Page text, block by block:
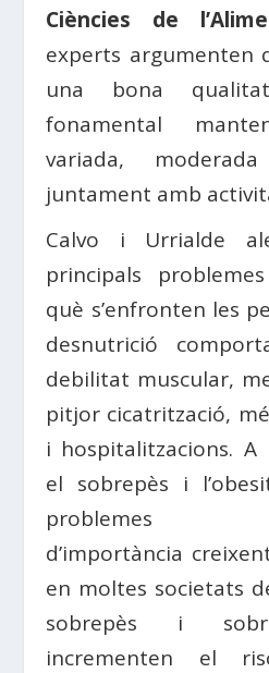
Ciències de
experts argumenten
una bona
fonamental
variada,
juntament amb
Calvo i Urrialde
principals
què s’enfronten les
desnutrició
debilitat muscular,
pitjor cicatrització,
i hospitalitzacions. A
el sobrepès i
problemes
d’importància
en moltes societats
sobrepès i
incrementen el